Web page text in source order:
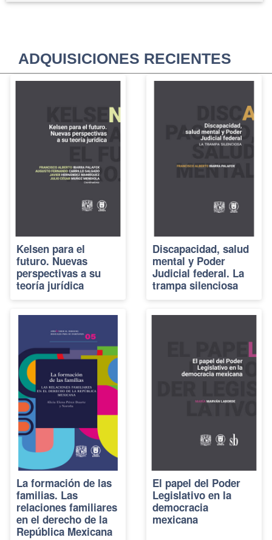
ADQUISICIONES RECIENTES
Kelsen para el
futuro. Nuevas
perspectivas a su
teoría jurídica
Discapacidad, salud
mental y Poder
Judicial federal. La
trampa silenciosa
La formación de las
familias. Las
relaciones familiares
en el derecho de la
República Mexicana
El papel del Poder
Legislativo en la
democracia
mexicana